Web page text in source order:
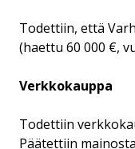
Todettiin, että
(haettu 60 000 €,
Verkkokauppa
Todettiin
Päätettiin